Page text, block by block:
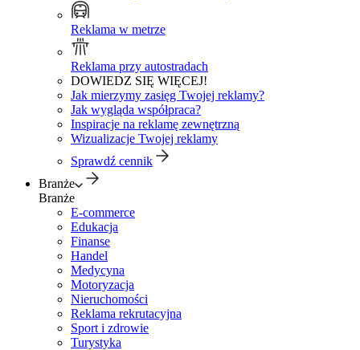
Reklama w metrze
Reklama przy autostradach
DOWIEDZ SIĘ WIĘCEJ!
Jak mierzymy zasięg Twojej reklamy?
Jak wygląda współpraca?
Inspiracje na reklamę zewnętrzną
Wizualizacje Twojej reklamy
Sprawdź cennik
Branże
Branże
E-commerce
Edukacja
Finanse
Handel
Medycyna
Motoryzacja
Nieruchomości
Reklama rekrutacyjna
Sport i zdrowie
Turystyka